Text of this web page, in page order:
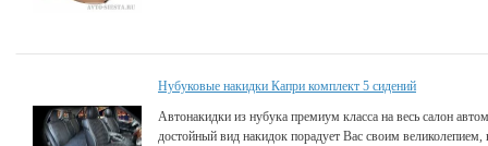
Нубуковые накидки Капри комплект 5 сидений
Автонакидки из нубука премиум класса на весь салон
достойный вид накидок порадует Вас своим